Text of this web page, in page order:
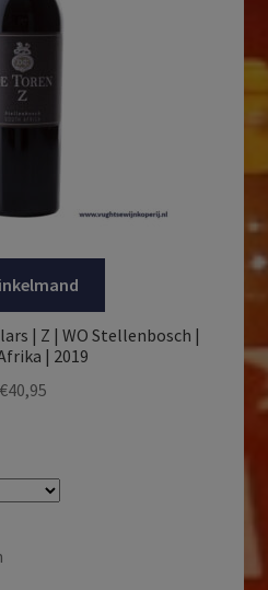
| Z | WO Stellenbosch |
| 2019
€40,95